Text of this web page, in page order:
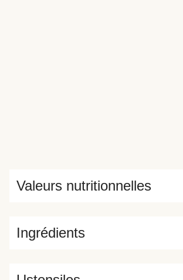
Ingrédients
Valeurs nutritionnelles